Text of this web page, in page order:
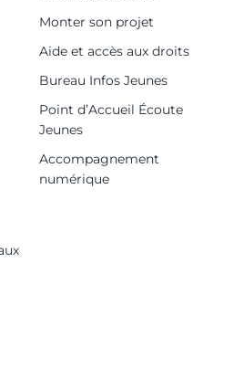
Monter son projet
Aide et accès aux droits
Bureau Infos Jeunes
Point d’Accueil Écoute
Jeunes
Accompagnement
numérique